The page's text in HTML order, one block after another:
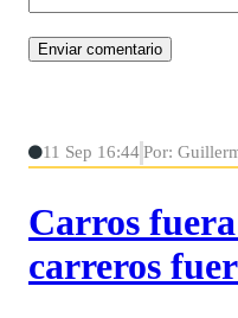
11 Sep 16:44Por:
Carros
carreros